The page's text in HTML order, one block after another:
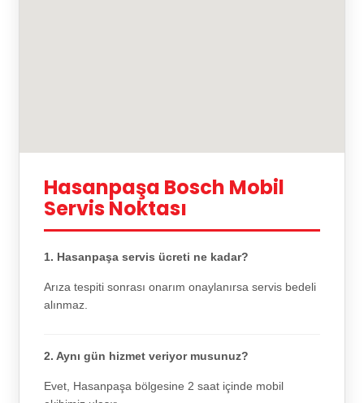
Hasanpaşa Bosch Mobil
Servis Noktası
1. Hasanpaşa servis ücreti ne kadar?
Arıza tespiti sonrası onarım onaylanırsa servis bedeli
alınmaz.
2. Aynı gün hizmet veriyor musunuz?
Evet, Hasanpaşa bölgesine 2 saat içinde mobil